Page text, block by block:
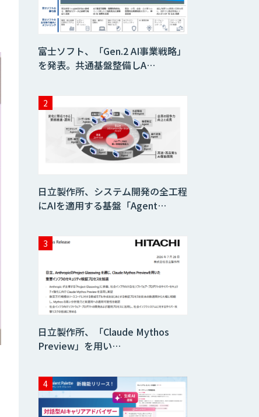
富士ソフト、「Gen.2 AI事業戦略」
を発表。共通基盤整備しA…
日立製作所、システム開発の全工程
にAIを適用する基盤「Agent…
日立製作所、「Claude Mythos
Preview」を用い…